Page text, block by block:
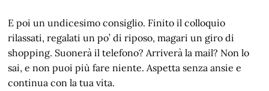
E poi un undicesimo consiglio. Finito il colloquio
rilassati, regalati un po’ di riposo, magari un giro di
shopping. Suonerà il telefono? Arriverà la mail? Non lo
sai, e non puoi più fare niente. Aspetta senza ansie e
continua con la tua vita.